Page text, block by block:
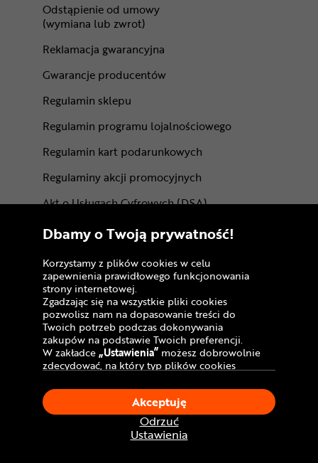
Odstąpienie od umowy
(wymiana lub zwrot)
Reklamacja gwarancyjna
Gwarancje producentów
Regulamin sklepu
Regulamin programu lojalnościowego
Regulamin kart podarunkowych
Regulaminy akcji promocyjnych
Akt o Usługach Cyfrowych (DSA)
Dostępność cyfrowa
Dlaczego my
O nas
Pracuj w Dadelo
Kontakt
BLOG
Dbamy o Twoją prywatność!
Korzystamy z plików cookies w celu
zapewnienia prawidłowego funkcjonowania
strony internetowej.
Zgadzając się na wszystkie pliki cookies
pozwolisz nam na dopasowanie treści do
Twoich potrzeb podczas dokonywania
zakupów na podstawie Twoich preferencji.
W zakładce„Ustawienia” możesz dobrowolnie
zdecydować, na który typ plików cookies
Klikając„Akceptuję”, wyrażasz zgodę na
stosowanie ciasteczek zgodnie z ustawieniami
Twojej przeglądarki.
W dowolnym momencie, możesz dokonać
zmiany swojego wyboru klikając opcję
Ustawienia
Odrzuć
Akceptuję